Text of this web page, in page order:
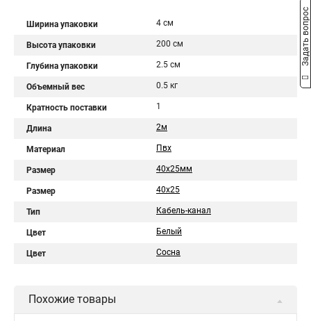
Ширина упаковки 4 см
Высота упаковки 200 см
Глубина упаковки 2.5 см
Объемный вес 0.5 кг
Кратность поставки 1
Длина 2м
Материал Пвх
Размер 40х25мм
Размер 40х25
Тип Кабель-канал
Цвет Белый
Цвет Сосна
Похожие товары
Задать вопрос